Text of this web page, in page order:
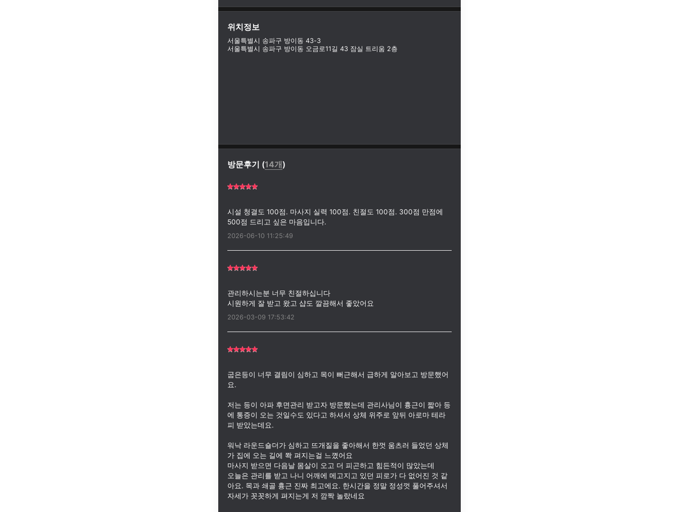
위치정보
서울특별시 송파구 방이동 43-3
서울특별시 송파구 방이동 오금로11길 43 잠실 트리움 2층
방문후기 (14개)
시설 청결도 100점. 마사지 실력 100점. 친절도 100점. 300점 만점에
2026-06-10 11:25:49
관리하시는분 너무 친절하십니다
2026-03-09 17:53:42
굽은등이 너무 결림이 심하고 목이 뻐근해서 급하게 알아보고 방문했어
요.
저는 등이 아파 후면관리 받고자 방문했는데 관리사님이 흉근이 짧아 등
에 통증이 오는 것일수도 있다고 하셔서 상체 위주로 앞뒤 아로마 테라
피 받았는데요.
워낙 라운드숄더가 심하고 뜨개질을 좋아해서 한껏 움츠러 들었던 상체
가 집에 오는 길에 쫙 펴지는걸 느꼈어요
마사지 받으면 다음날 몸살이 오고 더 피곤하고 힘든적이 많았는데
오늘은 관리를 받고 나니 어깨에 메고지고 있던 피로가 다 없어진 것 같
아요. 목과 쇄골 흉근 진짜 최고에요. 한시간을 정말 정성껏 풀어주셔서
자세가 꼿꼿하게 펴지는게 저 깜짝 놀랐네요